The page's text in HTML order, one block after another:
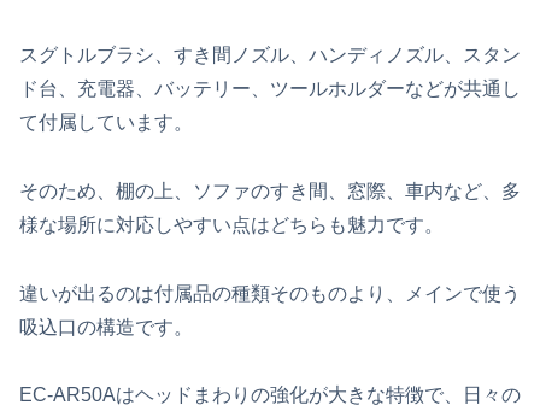
スグトルブラシ、すき間ノズル、ハンディノズル、スタン
ド台、充電器、バッテリー、ツールホルダーなどが共通し
て付属しています。
そのため、棚の上、ソファのすき間、窓際、車内など、多
様な場所に対応しやすい点はどちらも魅力です。
違いが出るのは付属品の種類そのものより、メインで使う
吸込口の構造です。
EC-AR50Aはヘッドまわりの強化が大きな特徴で、日々の